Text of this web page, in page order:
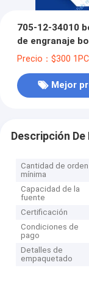
705-12-34010
de engranaje
GD705A-4
Precio：$300
Mejor
Descripción
Cantidad de orden
mínima
Capacidad de la
fuente
Certificación
Condiciones de
pago
Detalles de
empaquetado